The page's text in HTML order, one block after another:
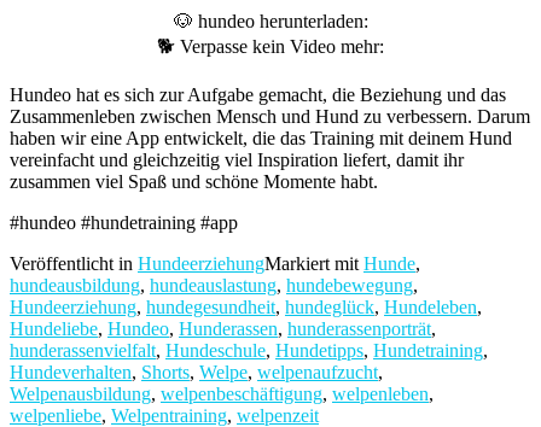
🐶 hundeo herunterladen:
🐕 Verpasse kein Video mehr:
Hundeo hat es sich zur Aufgabe gemacht, die Beziehung und das
Zusammenleben zwischen Mensch und Hund zu verbessern. Darum
haben wir eine App entwickelt, die das Training mit deinem Hund
vereinfacht und gleichzeitig viel Inspiration liefert, damit ihr
zusammen viel Spaß und schöne Momente habt.
#hundeo #hundetraining #app
Veröffentlicht in HundeerziehungMarkiert mit Hunde,
hundeausbildung, hundeauslastung, hundebewegung,
Hundeerziehung, hundegesundheit, hundeglück, Hundeleben,
Hundeliebe, Hundeo, Hunderassen, hunderassenporträt,
hunderassenvielfalt, Hundeschule, Hundetipps, Hundetraining,
Hundeverhalten, Shorts, Welpe, welpenaufzucht,
Welpenausbildung, welpenbeschäftigung, welpenleben,
welpenliebe, Welpentraining, welpenzeit